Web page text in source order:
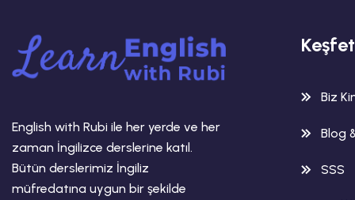
English with Rubi ile her yerde ve her
zaman İngilizce derslerine katıl.
Bütün derslerimiz İngiliz
müfredatına uygun bir şekilde
Keşfet
Biz
Blog
SSS